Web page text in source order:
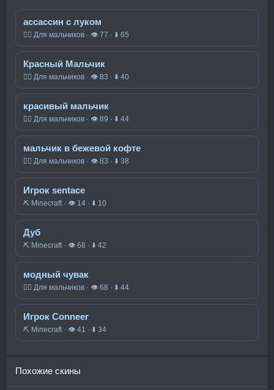
ассассин с луком
🧍‍♂️ Для мальчиков · 👁 77 · ⬇ 65
Красный Мальчик
🧍‍♂️ Для мальчиков · 👁 83 · ⬇ 40
красивый мальчик
🧍‍♂️ Для мальчиков · 👁 89 · ⬇ 44
мальчик в бежевой кофте
🧍‍♂️ Для мальчиков · 👁 83 · ⬇ 38
Игрок sentace
⛏️ Minecraft · 👁 14 · ⬇ 10
Дуб
⛏️ Minecraft · 👁 68 · ⬇ 42
модный чувак
🧍‍♂️ Для мальчиков · 👁 68 · ⬇ 44
Игрок Conneer
⛏️ Minecraft · 👁 41 · ⬇ 34
Похожие скины